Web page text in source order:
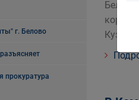
г. Белово
прокуратура